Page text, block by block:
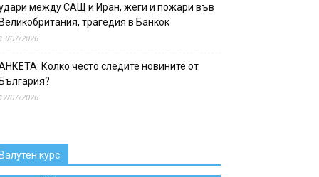
между САЩ и Иран, жеги и пожари във
трагедия в Банкок
07/2026
Колко често следите новините от
07/2026
курс